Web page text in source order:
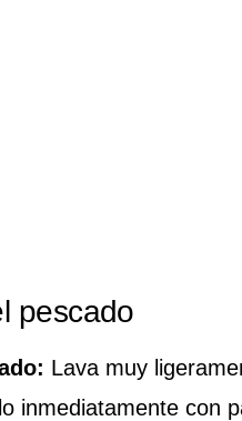
pescado
Lava muy
inmediatamente con